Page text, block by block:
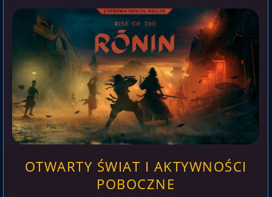
OTWARTY ŚWIAT I AKTYWNOŚCI
POBOCZNE